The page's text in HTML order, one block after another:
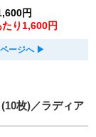
円
り1,600円
ージへ ▶︎
枚)／ラディア